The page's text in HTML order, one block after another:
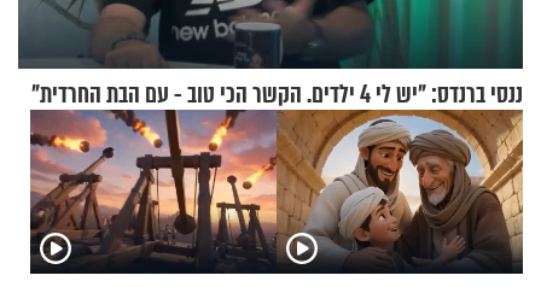
ננסי ברנדס: "יש לי 4 ילדים. הקשר הכי טוב - עם הבת החרדית"